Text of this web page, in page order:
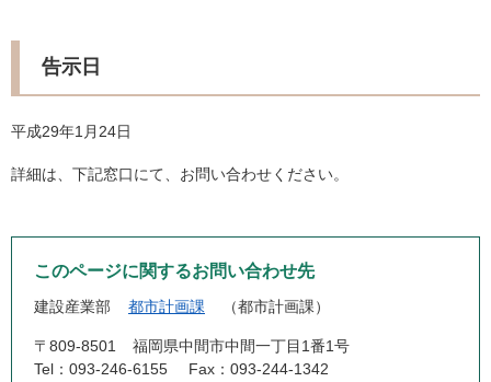
告示日
平成29年1月24日
詳細は、下記窓口にて、お問い合わせください。
このページに関するお問い合わせ先
建設産業部 都市計画課 都市計画課
〒809-8501
福岡県中間市中間一丁目1番1号
Tel：093-246-6155
Fax：093-244-1342